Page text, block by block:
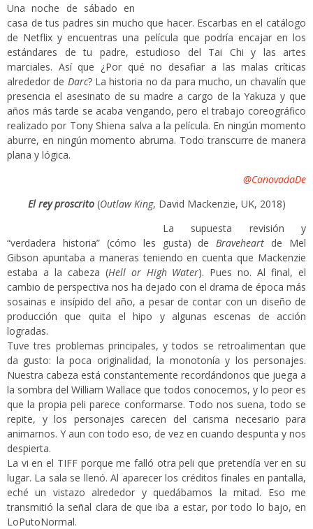
Una noche de sábado en
casa de tus padres sin mucho que hacer. Escarbas en el catálogo
de Netflix y encuentras una película que podría encajar en los
estándares de tu padre, estudioso del Tai Chi y las artes
marciales. Así que ¿Por qué no desafiar a las malas críticas
alrededor de Darc? La historia no da para mucho, un chavalín que
presencia el asesinato de su madre a cargo de la Yakuza y que
años más tarde se acaba vengando, pero el trabajo coreográfico
realizado por Tony Shiena salva a la película. En ningún momento
aburre, en ningún momento abruma. Todo transcurre de manera
plana y lógica.
@CanovadaDe
El rey proscrito (Outlaw King, David Mackenzie, UK, 2018)
La supuesta revisión y
“verdadera historia” (cómo les gusta) deBraveheart de Mel
Gibson apuntaba a maneras teniendo en cuenta que Mackenzie
estaba a la cabeza (Hell or High Water). Pues no. Al final, el
cambio de perspectiva nos ha dejado con el drama de época más
sosainas e insípido del año, a pesar de contar con un diseño de
producción que quita el hipo y algunas escenas de acción
logradas.
Tuve tres problemas principales, y todos se retroalimentan que
da gusto: la poca originalidad, la monotonía y los personajes.
Nuestra cabeza está constantemente recordándonos que juega a
la sombra del William Wallace que todos conocemos, y lo peor es
que la propia peli parece conformarse. Todo nos suena, todo se
repite, y los personajes carecen del carisma necesario para
animarnos. Y aun con todo eso, de vez en cuando despunta y nos
despierta.
La vi en el TIFF porque me falló otra peli que pretendía ver en su
lugar. La sala se llenó. Al aparecer los créditos finales en pantalla,
eché un vistazo alrededor y quedábamos la mitad. Eso me
transmitió la señal clara de que iba a estar, por todo lo bajo, en
LoPutoNormal.